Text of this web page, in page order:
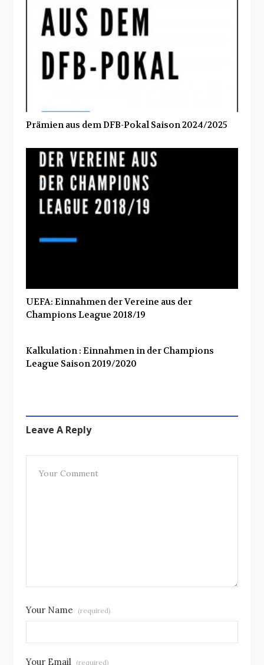
Prämien aus dem DFB-Pokal Saison 2024/2025
UEFA: Einnahmen der Vereine aus der
Champions League 2018/19
Kalkulation : Einnahmen in der Champions
League Saison 2019/2020
Leave A Reply
Your Name (required)
Your Email (required)